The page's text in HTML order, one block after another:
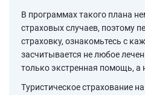
В программах такого плана
страховых случаев, поэтому
страховку, ознакомьтесь с
засчитывается не любое
только экстренная помощь, а
Туристическое страхование